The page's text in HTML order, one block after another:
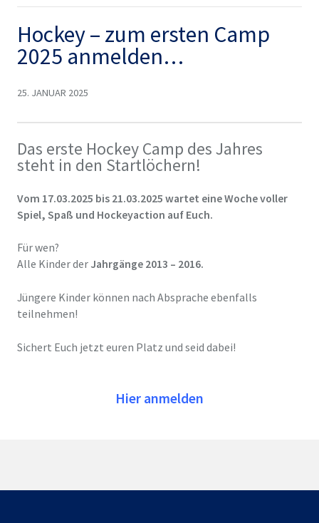
Hockey – zum ersten Camp
2025 anmelden…
25. JANUAR 2025
Das erste Hockey Camp des Jahres
steht in den Startlöchern!
Vom 17.03.2025 bis 21.03.2025 wartet eine Woche voller
Spiel, Spaß und Hockeyaction auf Euch.
Für wen?
Alle Kinder der Jahrgänge 2013 – 2016.
Jüngere Kinder können nach Absprache ebenfalls
teilnehmen!
Sichert Euch jetzt euren Platz und seid dabei!
Hier anmelden